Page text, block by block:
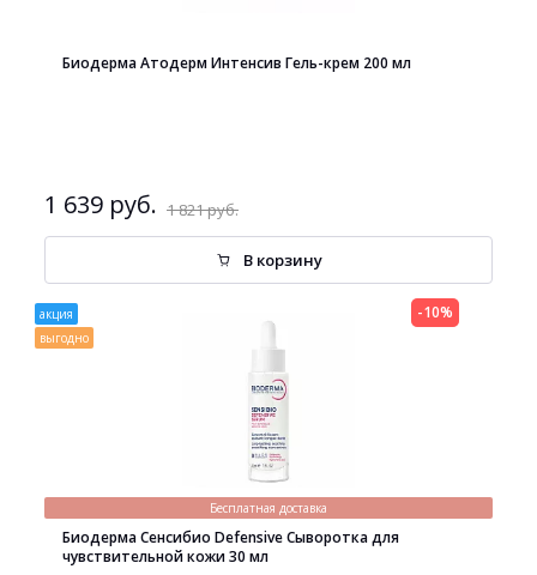
Биодерма Атодерм Интенсив Гель-крем 200 мл
1 639 руб. 1 821 руб.
В корзину
акция
выгодно
Бесплатная доставка
Биодерма Сенсибио Defensive Сыворотка для
чувствительной кожи 30 мл
-10%